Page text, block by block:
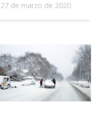
27 de marzo de 2020